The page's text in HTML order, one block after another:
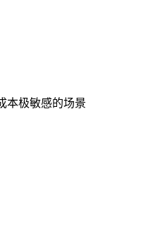
本极敏感的场景